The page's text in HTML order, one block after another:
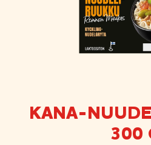
KANA-
300